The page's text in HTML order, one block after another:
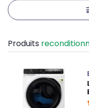
Produits